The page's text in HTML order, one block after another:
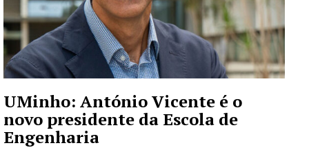
UMinho: António Vicente é o
novo presidente da Escola de
Engenharia